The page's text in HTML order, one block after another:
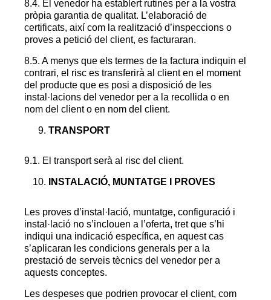
8.4. El venedor ha establert rutines per a la vostra
pròpia garantia de qualitat. L’elaboració de
certificats, així com la realització d’inspeccions o
proves a petició del client, es facturaran.
8.5. A menys que els termes de la factura indiquin el
contrari, el risc es transferirà al client en el moment
del producte que es posi a disposició de les
instal·lacions del venedor per a la recollida o en
nom del client o en nom del client.
TRANSPORT
9.1. El transport serà al risc del client.
INSTALACIÓ, MUNTATGE I PROVES
Les proves d’instal·lació, muntatge, configuració i
instal·lació no s’inclouen a l’oferta, tret que s’hi
indiqui una indicació específica, en aquest cas
s’aplicaran les condicions generals per a la
prestació de serveis tècnics del venedor per a
aquests conceptes.
Les despeses que podrien provocar el client, com